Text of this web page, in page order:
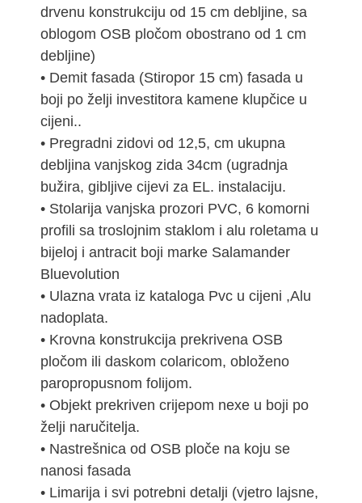
drvenu konstrukciju od 15 cm debljine, sa
oblogom OSB pločom obostrano od 1 cm
debljine)
• Demit fasada (Stiropor 15 cm) fasada u
boji po želji investitora kamene klupčice u
cijeni..
• Pregradni zidovi od 12,5, cm ukupna
debljina vanjskog zida 34cm (ugradnja
bužira, gibljive cijevi za EL. instalaciju.
• Stolarija vanjska prozori PVC, 6 komorni
profili sa troslojnim staklom i alu roletama u
bijeloj i antracit boji marke Salamander
Bluevolution
• Ulazna vrata iz kataloga Pvc u cijeni ,Alu
nadoplata.
• Krovna konstrukcija prekrivena OSB
pločom ili daskom colaricom, obloženo
paropropusnom folijom.
• Objekt prekriven crijepom nexe u boji po
želji naručitelja.
• Nastrešnica od OSB ploče na koju se
nanosi fasada
• Limarija i svi potrebni detalji (vjetro lajsne,